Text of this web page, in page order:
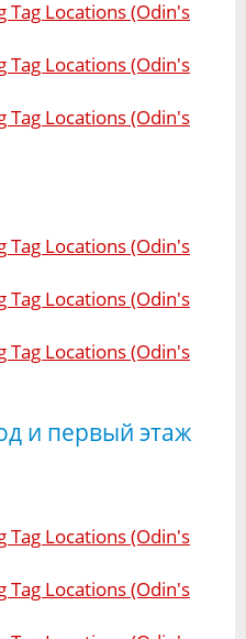
и первый этаж